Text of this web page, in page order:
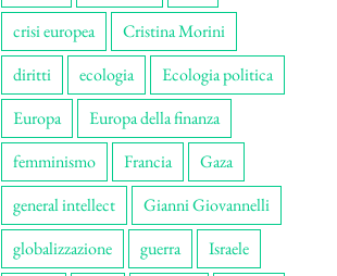
crisi europea
Cristina Morini
diritti
ecologia
Ecologia politica
Europa
Europa della finanza
femminismo
Francia
Gaza
general intellect
Gianni Giovannelli
globalizzazione
guerra
Israele